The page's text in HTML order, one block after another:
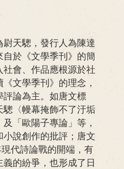
尉天驄，發行人為陳達
於《文學季刊》的簡
會、作品應根源於社
文學季刊》的理念，
論為主。如唐文標
驄〈幔幕掩飾不了汙垢
「歐陽子專論」等，
小說創作的批評；唐文
代詩論戰的開端，有
的紛爭，也形成了日